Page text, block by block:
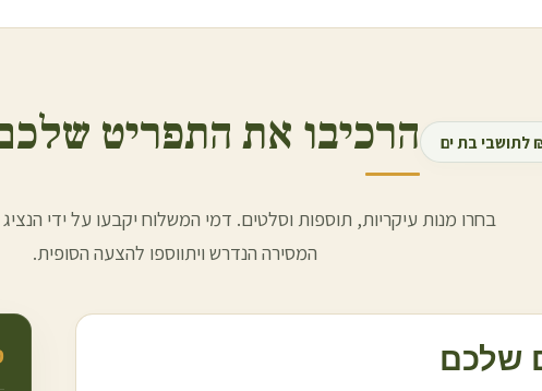
בת ים הרכיבו את התפריט
בחרו מנות עיקריות, תוספות וסלטים. דמי המשלוח יקבעו על ידי
המסירה הנדרש ויתווספו להצעה הסופית.